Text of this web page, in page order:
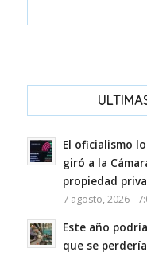
El oficialismo
giró a la
propiedad
7 agosto, 2026 -
Este año
que se